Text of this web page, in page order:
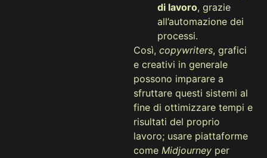
di lavoro, grazie
all’automazione dei
processi.
Così, copywriters, grafici
e creativi in generale
possono imparare a
sfruttare questi sistemi al
fine di ottimizzare tempi e
risultati del proprio
lavoro; usare piattaforme
come Midjourney per